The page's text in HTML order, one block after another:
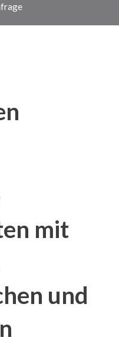
mit
und